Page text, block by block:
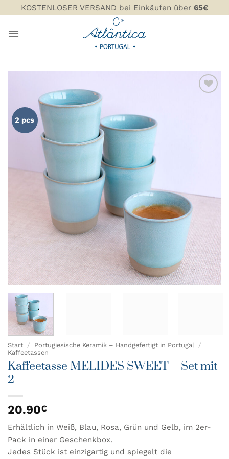
Inhalt
springen
KOSTENLOSER VERSAND bei Einkäufen über 65€
2 pcs
Start / Portugiesische Keramik – Handgefertigt in Portugal
/
Kaffeetassen
Kaffeetasse MELIDES SWEET – Set mit
2
20.90€
Erhältlich in Weiß, Blau, Rosa, Grün und Gelb, im 2er-
Pack in einer Geschenkbox.
Jedes Stück ist einzigartig und spiegelt die